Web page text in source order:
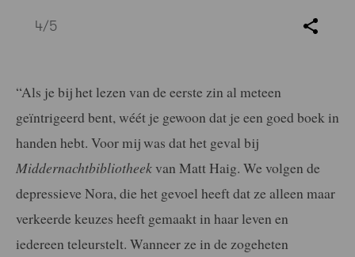
4/5
“Als je bij het lezen van de eerste zin al meteen
geïntrigeerd bent, wéét je gewoon dat je een goed boek in
handen hebt. Voor mij was dat het geval bij
Middernachtbibliotheekvan Matt Haig. We volgen de
depressieve Nora, die het gevoel heeft dat ze alleen maar
verkeerde keuzes heeft gemaakt in haar leven en
iedereen teleurstelt. Wanneer ze in de zogeheten